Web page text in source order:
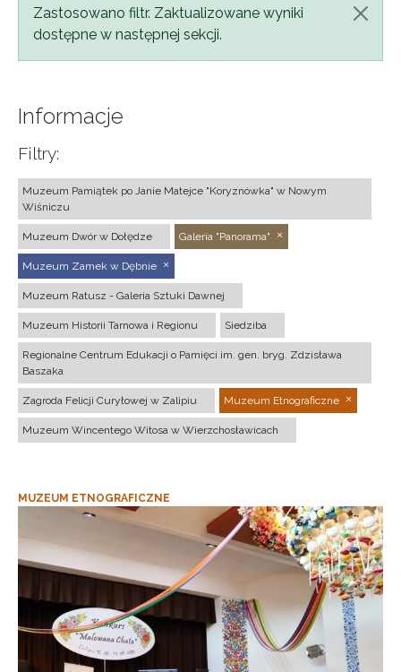
Komunikat
Zastosowano filtr. Zaktualizowane wyniki
dostępne w następnej sekcji.
Informacje
Filtry:
Muzeum Pamiątek po Janie Matejce "Koryznówka" w Nowym
Wiśniczu
Muzeum Dwór w Dołędze Galeria "Panorama"
Muzeum Zamek w Dębnie
Muzeum Ratusz - Galeria Sztuki Dawnej
Muzeum Historii Tarnowa i Regionu Siedziba
Regionalne Centrum Edukacji o Pamięci im. gen. bryg. Zdzisława
Baszaka
Zagroda Felicji Curyłowej w Zalipiu Muzeum Etnograficzne
Muzeum Wincentego Witosa w Wierzchosławicach
MUZEUM ETNOGRAFICZNE